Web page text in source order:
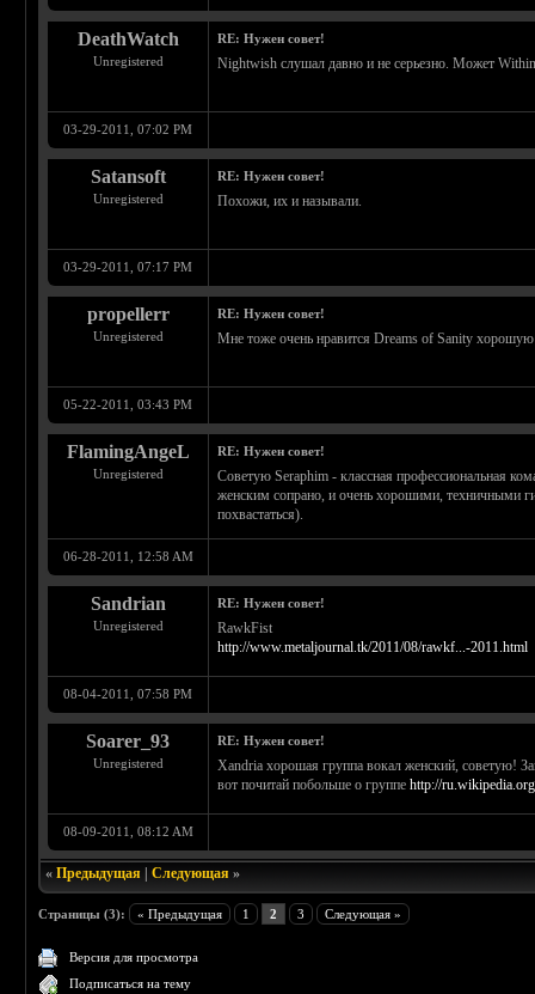
DeathWatch
Unregistered
RE: Нужен совет!
Nightwish слушал давно и не серьезно. Может
03-29-2011, 07:02 PM
Satansoft
Unregistered
RE: Нужен совет!
Похожи, их и называли.
03-29-2011, 07:17 PM
propellerr
Unregistered
RE: Нужен совет!
Мне тоже очень нравится Dreams of Sanity
05-22-2011, 03:43 PM
FlamingAngeL
Unregistered
RE: Нужен совет!
Советую Seraphim - классная профессиональная
женским сопрано, и очень хорошими, техничными
похвастаться).
06-28-2011, 12:58 AM
Sandrian
Unregistered
RE: Нужен совет!
RawkFist
http://www.metaljournal.tk/2011/08/rawkf...-2011.html
08-04-2011, 07:58 PM
Soarer_93
Unregistered
RE: Нужен совет!
Xandria хорошая группа вокал женский, советую!
вот почитай побольше о группеhttp://
08-09-2011, 08:12 AM
«Предыдущая |Следующая »
Страницы (3): « Предыдущая 1 2 3 Следующая »
Версия для просмотра
Подписаться на тему